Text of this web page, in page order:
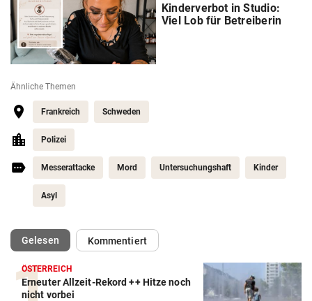
Kinderverbot in Studio:
Viel Lob für Betreiberin
Ähnliche Themen
Frankreich Schweden
Polizei
Messerattacke Mord Untersuchungshaft Kinder
Asyl
Gelesen(ausgewählt)Kommentiert
ÖSTERREICH
Erneuter Allzeit-Rekord ++ Hitze noch
nicht vorbei